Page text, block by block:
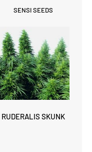
SENSI SEEDS
RUDERALIS SKUNK